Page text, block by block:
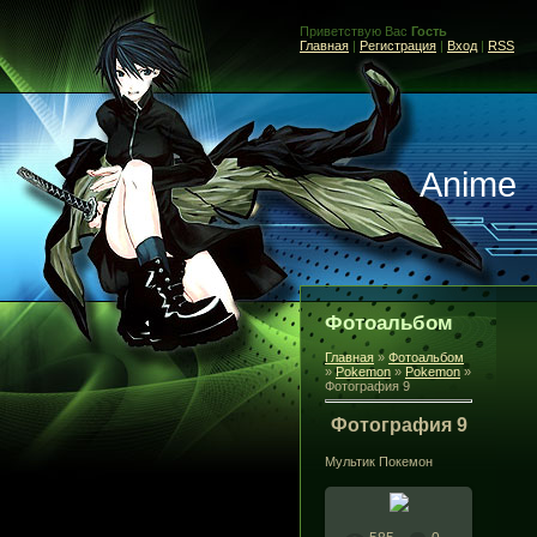
Приветствую Вас Гость
Главная | Регистрация | Вход | RSS
Anime
Фотоальбом
Главная » Фотоальбом
»Pokemon » Pokemon »
Фотография 9
Фотография 9
Мультик Покемон